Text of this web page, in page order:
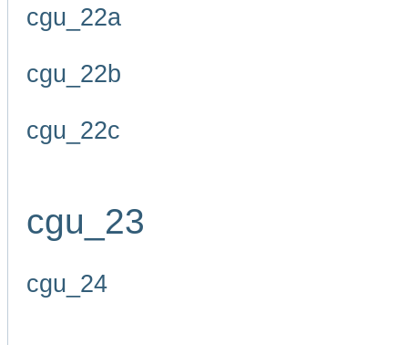
cgu_22a
cgu_22b
cgu_22c
cgu_23
cgu_24